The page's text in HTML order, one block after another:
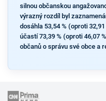
silnou občanskou
výrazný rozdíl byl
dosáhla 53,54 % (oproti
účastí 73,39 % (oproti 46,07
občanů o správu své obce a